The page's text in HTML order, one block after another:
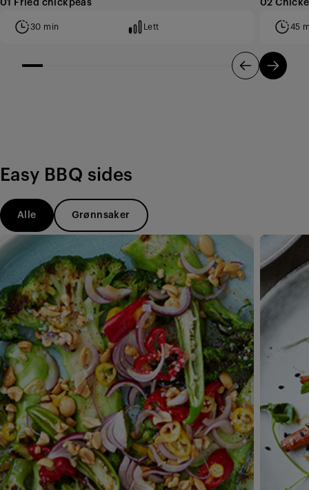
01 Fried chickpeas
30 min Lett
02
45
Easy BBQ sides
Alle Grønnsaker